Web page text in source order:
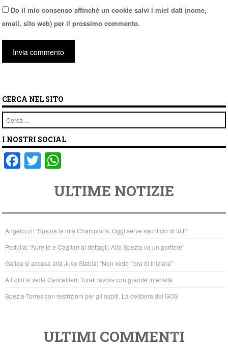
Do il mio consenso affinché un cookie salvi i miei dati (nome,
email, sito web) per il prossimo commento.
CERCA NEL SITO
Cerca
I NOSTRI SOCIAL
F
a
e
b
o
o
k
T
wi
er
at
s
A
p
p
ULTIME NOTIZIE
Angelozzi: “Spezia la mia Champions. Oggi serve sacrificio di tutti”
Pedullà: “Aurelio e Cagliari ai dettagli. Allo Spezia va un portiere”
Gallea si accasa alla Juve Stabia: “Non vedo l’ora di iniziare”
A Follo si vede Cancellieri, Turati lavora con grande intensità
Spezia-Torres con restrizioni per gli ospiti. La delibera del GOS
ULTIMI COMMENTI